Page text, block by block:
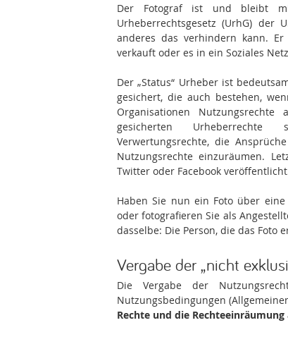
Der Fotograf ist und bleibt
Urheberrechtsgesetz (UrhG) der
anderes das verhindern kann.
verkauft oder es in ein Soziales
Der „Status“ Urheber ist
gesichert, die auch bestehen,
Organisationen
gesicherten Urheberrechte
Verwertungsrechte, die
Nutzungsrechte einzuräumen.
Twitter oder Facebook
Haben Sie nun ein Foto über
oder fotografieren Sie als
dasselbe: Die Person, die das Foto
Vergabe der „nicht
Die Vergabe der
Nutzungsbedingungen
Rechte und die